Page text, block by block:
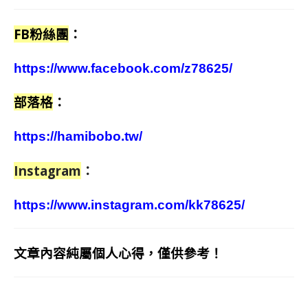
FB粉絲團 ：
https://www.facebook.com/z78625/
部落格 ：
https://hamibobo.tw/
Instagram ：
https://www.instagram.com/kk78625/
文章內容純屬個人心得，僅供參考！